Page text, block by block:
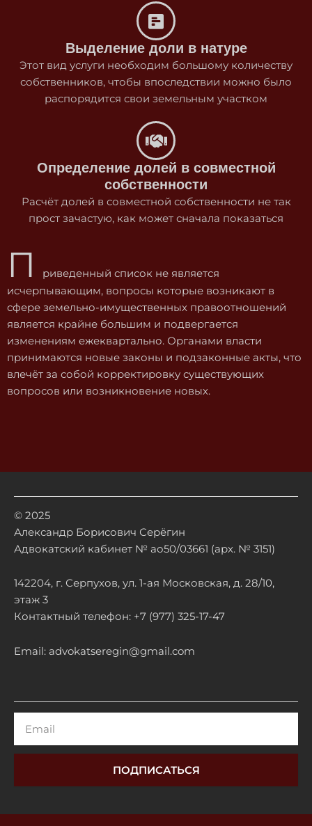
Выделение доли в натуре
Этот вид услуги необходим большому количеству
собственников, чтобы впоследствии можно было
распорядится свои земельным участком
Определение долей в совместной
собственности
Расчёт долей в совместной собственности не так
прост зачастую, как может сначала показаться
П
риведенный список не является
исчерпывающим, вопросы которые возникают в
сфере земельно-имущественных правоотношений
является крайне большим и подвергается
изменениям ежеквартально. Органами власти
принимаются новые законы и подзаконные акты, что
влечёт за собой корректировку существующих
вопросов или возникновение новых.
© 2025
Александр Борисович Серёгин
Адвокатский кабинет № ао50/03661 (арх. № 3151)
142204, г. Серпухов, ул. 1-ая Московская, д. 28/10,
этаж 3
Контактный телефон: +7 (977) 325-17-47
Email: advokatseregin@gmail.com
ПОДПИСАТЬСЯ